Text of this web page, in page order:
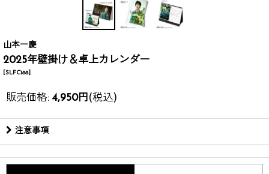
山本一慶
2025年壁掛け＆卓上カレンダー
[SLFC188]
販売価格: 4,950円 (税込)
注意事項